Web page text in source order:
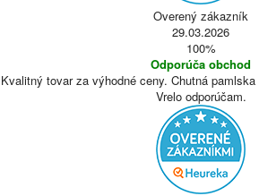
Overený zákazník
29.03.2026
100%
Odporúča obchod
Kvalitný tovar za výhodné ceny. Chutná
Vrelo odporúčam.